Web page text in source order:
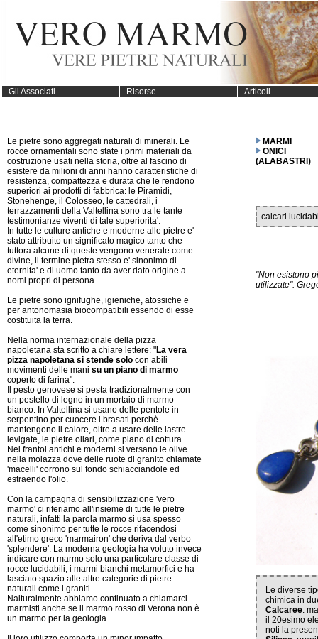
Gli Associati Risorse Articoli
Le pietre sono aggregati naturali di minerali. Le
rocce ornamentali sono state i primi materiali da
costruzione usati nella storia, oltre al fascino di
esistere da milioni di anni hanno caratteristiche di
resistenza, compattezza e durata che le rendono
superiori ai prodotti di fabbrica: le Piramidi,
Stonehenge, il Colosseo, le cattedrali, i
terrazzamenti della Valtellina sono tra le tante
testimonianze viventi di tale superiorita'.
In tutte le culture antiche e moderne alle pietre e'
stato attribuito un significato magico tanto che
tuttora alcune di queste vengono venerate come
divine, il termine pietra stesso e' sinonimo di
eternita' e di uomo tanto da aver dato origine a
nomi propri di persona.
Le pietre sono ignifughe, igieniche, atossiche e
per antonomasia biocompatibili essendo di esse
costituita la terra.
Nella norma internazionale della pizza
napoletana sta scritto a chiare lettere: "La vera
pizza napoletana si stende solo con abili
movimenti delle mani su un piano di marmo
coperto di farina".
Il pesto genovese si pesta tradizionalmente con
un pestello di legno in un mortaio di marmo
bianco. In Valtellina si usano delle pentole in
serpentino per cuocere i brasati perchè
mantengono il calore, oltre a usare delle lastre
levigate, le pietre ollari, come piano di cottura.
Nei frantoi antichi e moderni si versano le olive
nella molazza dove delle ruote di granito chiamate
'macelli' corrono sul fondo schiacciandole ed
estraendo l'olio.
Con la campagna di sensibilizzazione 'vero
marmo' ci riferiamo all'insieme di tutte le pietre
naturali, infatti la parola marmo si usa spesso
come sinonimo per tutte le rocce rifacendosi
all'etimo greco 'marmairon' che deriva dal verbo
'splendere'. La moderna geologia ha voluto invece
indicare con marmo solo una particolare classe di
rocce lucidabili, i marmi bianchi metamorfici e ha
lasciato spazio alle altre categorie di pietre
naturali come i graniti.
Nalturalmente abbiamo continuato a chiamarci
marmisti anche se il marmo rosso di Verona non è
un marmo per la geologia.
MARMI
ONICI
(ALABASTRI)
calcari
"Non esistono
utilizzate".
Le diverse
chimica in
Calcaree:
il 20esimo
noti la